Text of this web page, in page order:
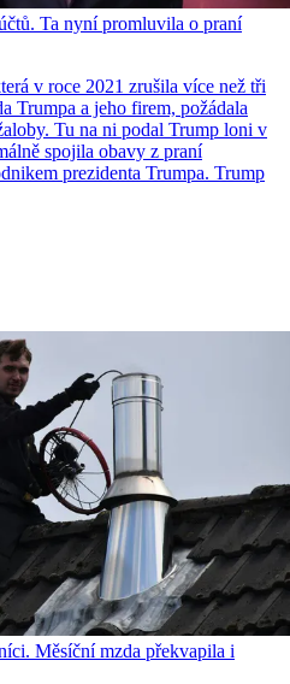
Ta nyní promluvila o praní
v roce 2021 zrušila více než tři
Trumpa a jeho firem, požádala
Tu na ni podal Trump loni v
spojila obavy z praní
prezidenta Trumpa. Trump
Měsíční mzda překvapila i